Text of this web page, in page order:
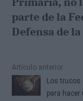
parte de la
Defensa de
Artículo anterior
Los trucos
para hacer